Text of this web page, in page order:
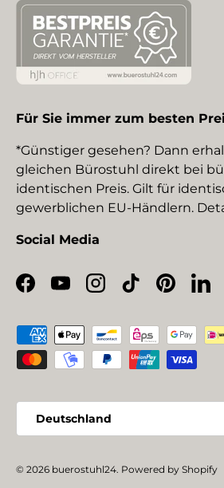
Für Sie immer zum besten
*Günstiger gesehen? Dann
gleichen Bürostuhl direkt bei
identischen Preis. Gilt für
gewerblichen EU-Händlern.
Social Media
Facebook
YouTubeInstagram
TikTokPinterest
Zahlungsmethoden
Deutschland
© 2026 buerostuhl24. Powered by Shopify